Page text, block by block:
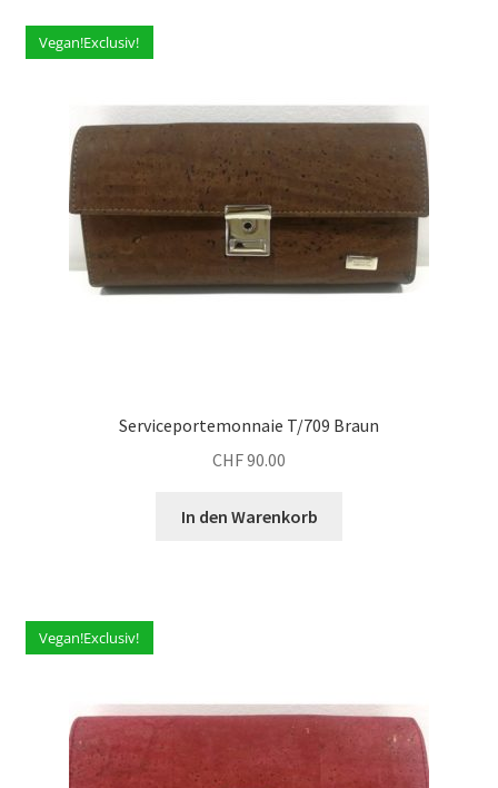
Vegan!Exclusiv!
Serviceportemonnaie T/709 Braun
CHF90.00
In den Warenkorb
Vegan!Exclusiv!